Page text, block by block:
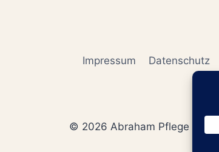
Impressum Datenschutz
© 2026 Abraham Pflege GmbH